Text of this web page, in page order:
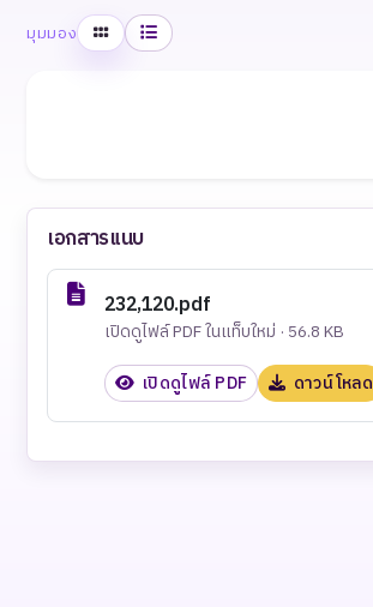
มุมมอง ตารางรายการ
เอกสารแนบ
232,120.pdf
เปิดดูไฟล์ PDF ในแท็บใหม่ · 56.8 KB
เปิดดูไฟล์ PDF ดาวน์โหลด